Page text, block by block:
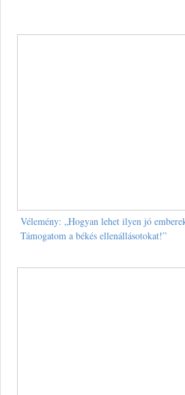
Vélemény: „Hogyan lehet ilyen jó
Támogatom a békés ellenállásotokat!”